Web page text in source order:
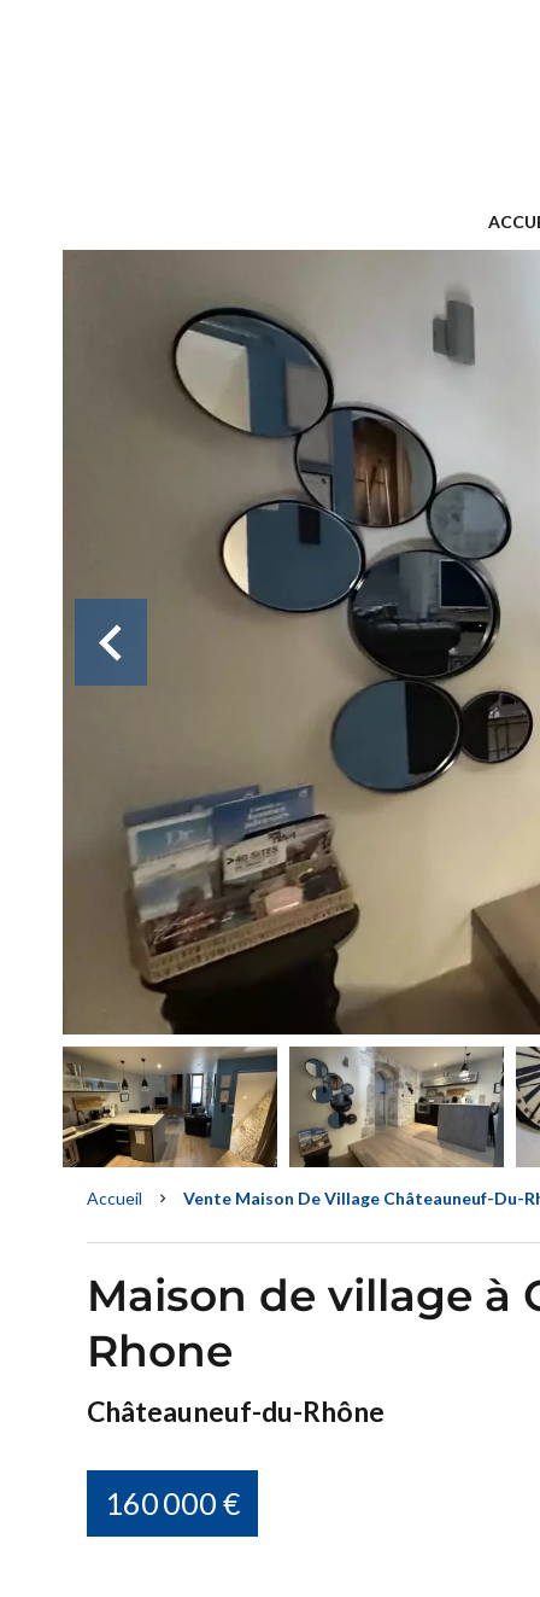
Accueil Vente Maison De Village Châteauneuf-Du-
Maison de village à
Rhone
Châteauneuf-du-Rhône
160 000 €